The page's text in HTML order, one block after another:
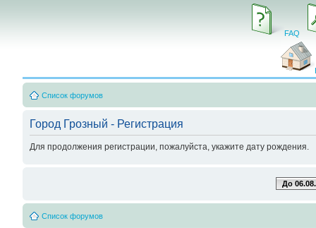
FAQ
Список форумов
Город Грозный - Регистрация
Для продолжения регистрации, пожалуйста, укажите дату рождения.
До
Список форумов